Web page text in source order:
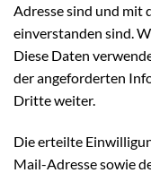
Adresse sind und mit
einverstanden sind.
Diese Daten
der angeforderten
Dritte weiter.
Die erteilte
Mail-Adresse sowie